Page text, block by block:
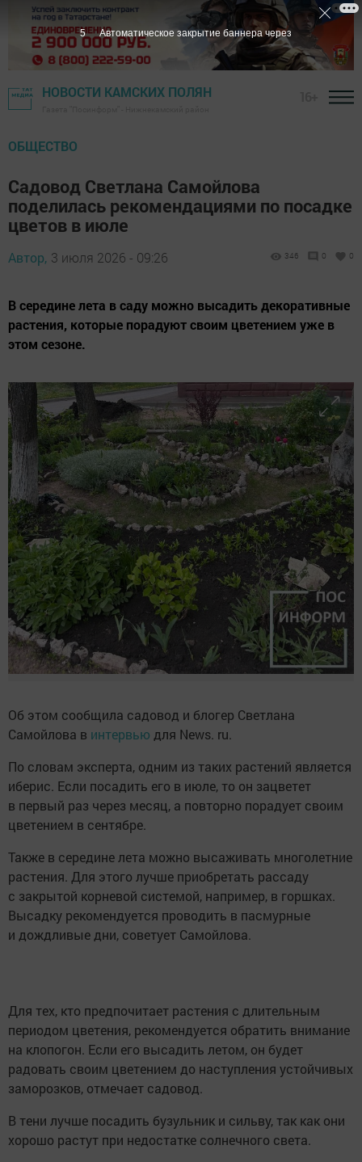
НОВОСТИ КАМСКИХ ПОЛЯН
ОБЩЕСТВО
Садовод Светлана Самойлова
поделилась рекомендациями по посадке
цветов в июле
Автор, 3 июля 2026 - 09:26 346 0 0
В середине лета в саду можно высадить декоративные
растения, которые порадуют своим цветением уже в
этом сезоне.
Об этом сообщила садовод и блогер Светлана
Самойлова в интервью для News. ru.
По словам эксперта, одним из таких растений является
иберис. Если посадить его в июле, то он зацветет
в первый раз через месяц, а повторно порадует своим
цветением в сентябре.
Также в середине лета можно высаживать многолетние
растения. Для этого лучше приобретать рассаду
с закрытой корневой системой, например, в горшках.
Высадку рекомендуется проводить в пасмурные
и дождливые дни, советует Самойлова.
Для тех, кто предпочитает растения с длительным
периодом цветения, рекомендуется обратить внимание
на клопогон. Если его высадить летом, он будет
радовать своим цветением до наступления устойчивых
заморозков, отмечает садовод.
В тени лучше посадить бузульник и сильву, так как они
хорошо растут при недостатке солнечного света.
4 Автоматическое закрытие баннера через